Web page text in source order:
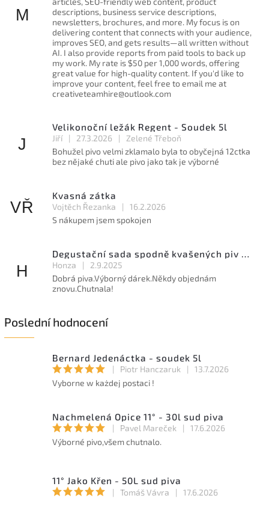
M
descriptions, business service descriptions,
newsletters, brochures, and more. My focus is on
delivering content that connects with your audience,
improves SEO, and gets results—all written without
AI. I also provide reports from paid tools to back up
my work. My rate is $50 per 1,000 words, offering
great value for high-quality content. If you'd like to
improve your content, feel free to email me at
creativeteamhire@outlook.com
J
Velikonoční ležák Regent - Soudek 5l
Jiří | 27.3.2026 |
Zelené Třeboň
Bohužel pivo velmi zklamalo byla to obyčejná 12ctka
bez nějaké chuti ale pivo jako tak je výborné
VŘ
Kvasná zátka
Vojtěch Řezanka |
16.2.2026
S nákupem jsem spokojen
H
Degustační sada spodně kvašených piv 11° - 4 x 1l
Honza |
2.9.2025
Dobrá piva.Výborný dárek.Někdy objednám
znovu.Chutnala!
Poslední hodnocení
Bernard Jedenáctka - soudek 5l
Piotr Hanczaruk
13.7.2026
Vyborne w każdej postaci !
Nachmelená Opice 11° - 30l sud piva
Pavel Mareček
17.6.2026
Výborné pivo,všem chutnalo.
11° Jako Křen - 50L sud piva
| Tomáš Vávra | 17.6.2026